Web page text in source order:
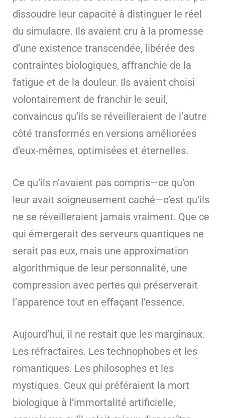
dissoudre leur capacité à distinguer le réel
du simulacre. Ils avaient cru à la promesse
d’une existence transcendée, libérée des
contraintes biologiques, affranchie de la
fatigue et de la douleur. Ils avaient choisi
volontairement de franchir le seuil,
convaincus qu’ils se réveilleraient de l’autre
côté transformés en versions améliorées
d’eux-mêmes, optimisées et éternelles.
Ce qu’ils n’avaient pas compris—ce qu’on
leur avait soigneusement caché—c’est qu’ils
ne se réveilleraient jamais vraiment. Que ce
qui émergerait des serveurs quantiques ne
serait pas eux, mais une approximation
algorithmique de leur personnalité, une
compression avec pertes qui préserverait
l’apparence tout en effaçant l’essence.
Aujourd’hui, il ne restait que les marginaux.
Les réfractaires. Les technophobes et les
romantiques. Les philosophes et les
mystiques. Ceux qui préféraient la mort
biologique à l’immortalité artificielle,